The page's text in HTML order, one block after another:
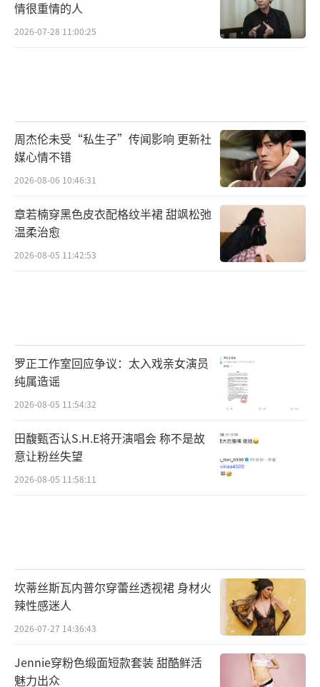
情很重情的人
2026-07-28 11:00:25
周杰伦未受“私生子”传闻影响 更新社
媒心情不错
2026-08-06 10:46:31
章若楠穿黑色皮衣配格纹半裙 甜飒松弛
温柔治愈
2026-08-05 11:42:53
罗正工作室回应争议：太入戏亲女演员
纯属造谣
2026-08-05 11:54:32
田馥甄否认S.H.E将开演唱会 称不是故
意让粉丝失望
2026-08-05 11:58:11
坎蒂丝斯瓦内普尔穿蕾丝透视裙 身材火
辣性感迷人
2026-07-27 14:36:43
Jennie穿粉色缎面短款套装 甜酷鲜活
魅力出众